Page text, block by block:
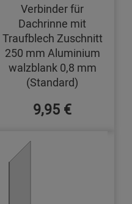
Verbinder für
Dachrinne mit
Traufblech Zuschnitt
250 mm Aluminium
walzblank 0,8 mm
(Standard)
9,95 €